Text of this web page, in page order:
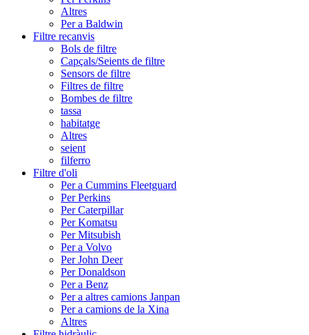
Altres
Per a Baldwin
Filtre recanvis
Bols de filtre
Capçals/Seients de filtre
Sensors de filtre
Filtres de filtre
Bombes de filtre
tassa
habitatge
Altres
seient
filferro
Filtre d'oli
Per a Cummins Fleetguard
Per Perkins
Per Caterpillar
Per Komatsu
Per Mitsubish
Per a Volvo
Per John Deer
Per Donaldson
Per a Benz
Per a altres camions Janpan
Per a camions de la Xina
Altres